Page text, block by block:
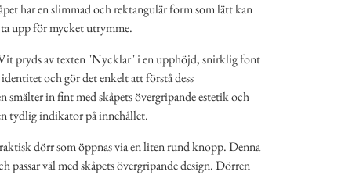
har en slimmad och rektangulär form som lätt kan
ta upp för mycket utrymme.
pryds av texten "Nycklar" i en upphöjd, snirklig font
och gör det enkelt att förstå dess
smälter in fint med skåpets övergripande estetik och
tydlig indikator på innehållet.
dörr som öppnas via en liten rund knopp. Denna
passar väl med skåpets övergripande design. Dörren